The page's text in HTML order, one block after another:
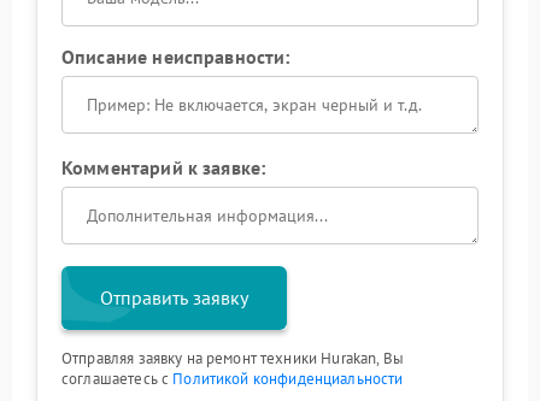
Описание неисправности:
Комментарий к заявке:
Отправить заявку
Отправляя заявку на ремонт техники Hurakan, Вы
соглашаетесь с Политикой конфиденциальности